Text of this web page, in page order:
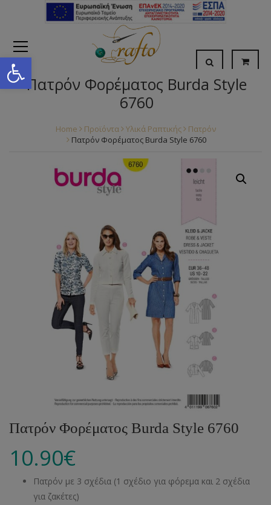
Open toolbar
Πατρόν Φορέματος Burda Style
6760
Home Προϊόντα Υλικά Ραπτικής
Πατρόν
Πατρόν Φορέματος Burda Style 6760
Πατρόν Φορέματος Burda Style 6760
10.90€
Πατρόν με 3 σχέδια (1 σχέδιο για φόρεμα και 2 σχέδια
για ζακέτες)